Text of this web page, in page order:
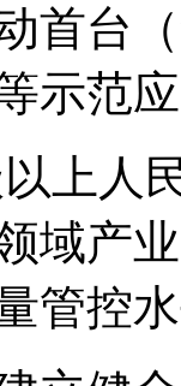
首台
示范
上人
域产
管控